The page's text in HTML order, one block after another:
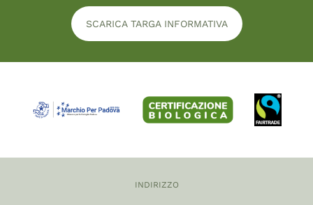
SCARICA TARGA INFORMATIVA
INDIRIZZO